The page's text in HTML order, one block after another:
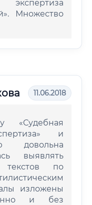
экспертиза
Множество
11.06.2018
«Судебная
и
довольна
выявлять
текстов по
изложены
и без